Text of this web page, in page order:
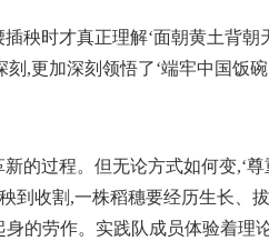
秧时才真正理解‘面朝黄土背朝
,更加深刻领悟了‘端牢中国饭
的过程。但无论方式如何变,‘
到收割,一株稻穗要经历生长、
的劳作。实践队成员体验着理